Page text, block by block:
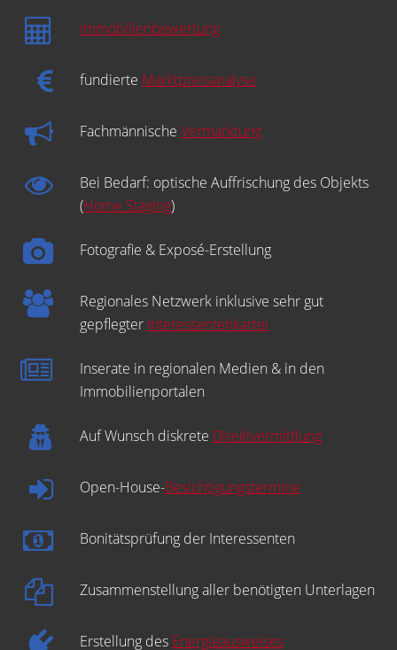
Immobilienbewertung
fundierte Marktpreisanalyse
Fachmännische Vermarktung
Bei Bedarf: optische Auffrischung des Objekts
(Home Staging)
Fotografie & Exposé-Erstellung
Regionales Netzwerk inklusive sehr gut
gepflegter Interessentenkartei
Inserate in regionalen Medien & in den
Immobilienportalen
Auf Wunsch diskrete Direktvermittlung
Open-House-Besichtigungstermine
Bonitätsprüfung der Interessenten
Zusammenstellung aller benötigten Unterlagen
Erstellung des Energieausweises